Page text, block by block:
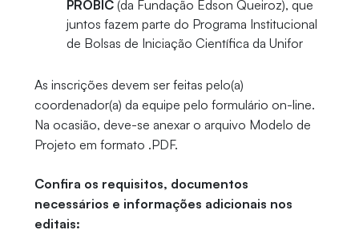
PROBIC (da Fundação Edson Queiroz), que
juntos fazem parte do Programa Institucional
de Bolsas de Iniciação Científica da Unifor
As inscrições devem ser feitas pelo(a)
coordenador(a) da equipe pelo formulário on-line.
Na ocasião, deve-se anexar o arquivo Modelo de
Projeto em formato .PDF.
Confira os requisitos, documentos
necessários e informações adicionais nos
editais: